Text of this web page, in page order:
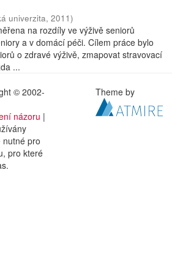
univerzita, 2011)
na rozdíly ve výživě seniorů
a v domácí péči. Cílem práce bylo
o zdravé výživě, zmapovat stravovací
...
© 2002-
názoru |
nutné pro
pro které
Theme by